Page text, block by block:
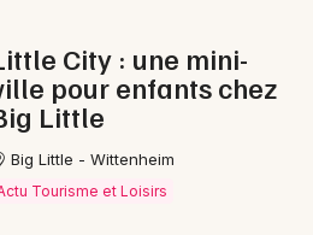
City : une mini-
pour enfants chez
Little
Big Little - Wittenheim
Tourisme et Loisirs